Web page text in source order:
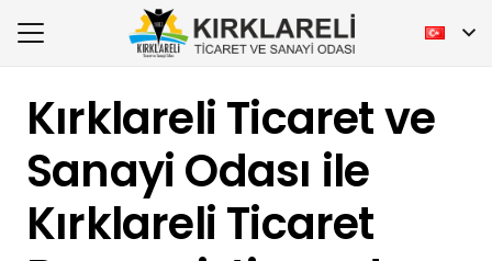
Kırklareli Ticaret ve
Sanayi Odası ile
Kırklareli Ticaret